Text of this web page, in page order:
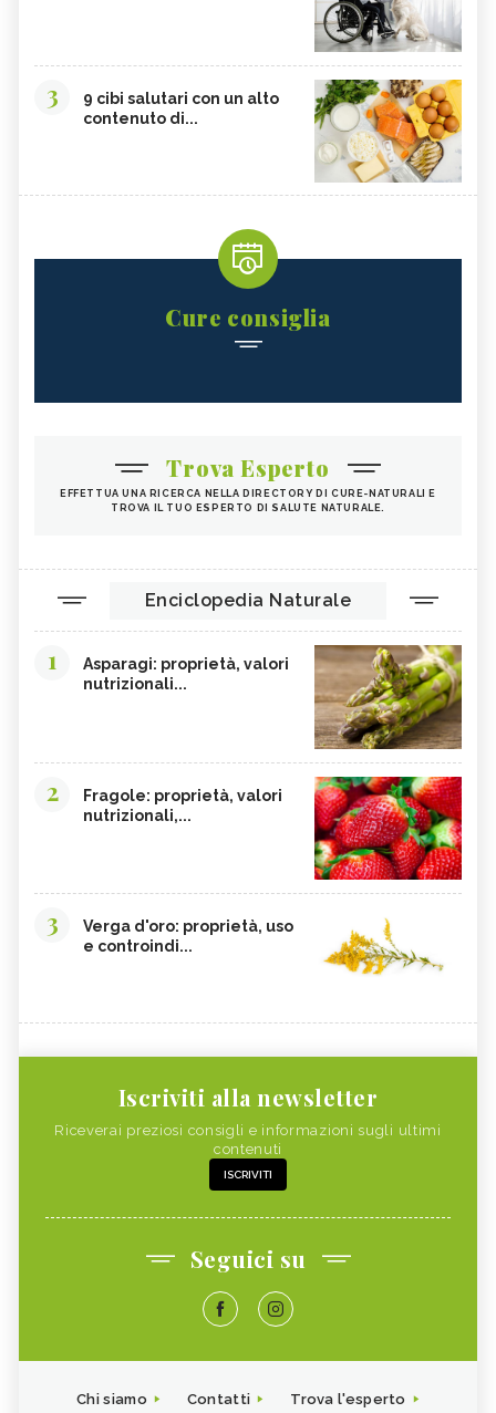
3
9 cibi salutari con un alto
contenuto di...
Cure consiglia
Trova Esperto
EFFETTUA UNA RICERCA NELLA DIRECTORY DI CURE-NATURALI E
TROVA IL TUO ESPERTO DI SALUTE NATURALE.
Enciclopedia Naturale
1
Asparagi: proprietà, valori
nutrizionali...
2
Fragole: proprietà, valori
nutrizionali,...
3
Verga d'oro: proprietà, uso
e controindi...
Iscriviti alla newsletter
Riceverai preziosi consigli e informazioni sugli ultimi
contenuti
ISCRIVITI
Seguici su
Chi siamo Contatti Trova l'esperto